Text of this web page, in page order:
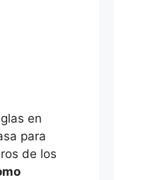
en
para
de los